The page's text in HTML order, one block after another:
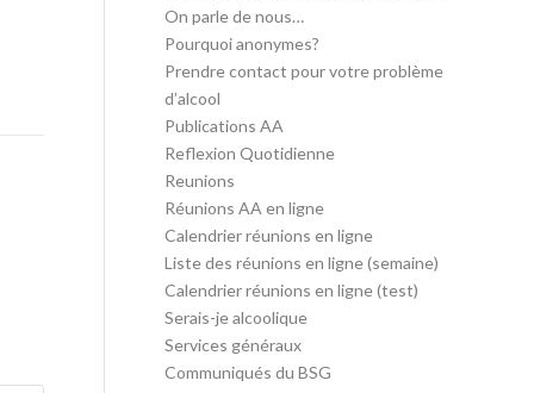
On parle de nous…
Pourquoi anonymes?
Prendre contact pour votre problème
d’alcool
Publications AA
Reflexion Quotidienne
Reunions
Réunions AA en ligne
Calendrier réunions en ligne
Liste des réunions en ligne (semaine)
Calendrier réunions en ligne (test)
Serais-je alcoolique
Services généraux
Communiqués du BSG